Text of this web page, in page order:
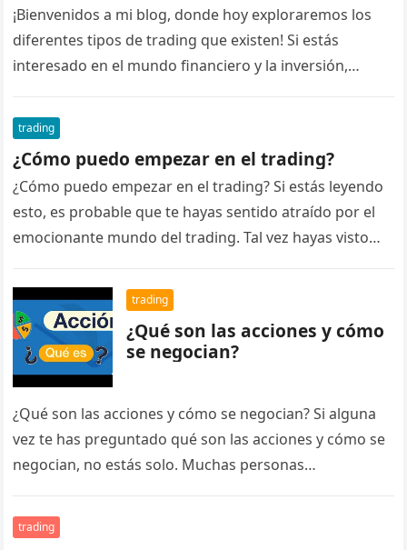
¡Bienvenidos a mi blog, donde hoy exploraremos los
diferentes tipos de trading que existen! Si estás
interesado en el mundo financiero y la inversión,
trading
¿Cómo puedo empezar en el trading?
¿Cómo puedo empezar en el trading? Si estás leyendo
esto, es probable que te hayas sentido atraído por el
emocionante mundo del trading. Tal vez hayas visto…
trading
¿Qué son las acciones y cómo
se negocian?
¿Qué son las acciones y cómo se negocian? Si alguna
vez te has preguntado qué son las acciones y cómo se
negocian, no estás solo. Muchas personas…
trading